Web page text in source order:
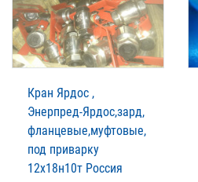
Кран Ярдос ,
Энерпред-Ярдос,зард,
фланцевые,муфтовые,
под приварку
12х18н10т Россия